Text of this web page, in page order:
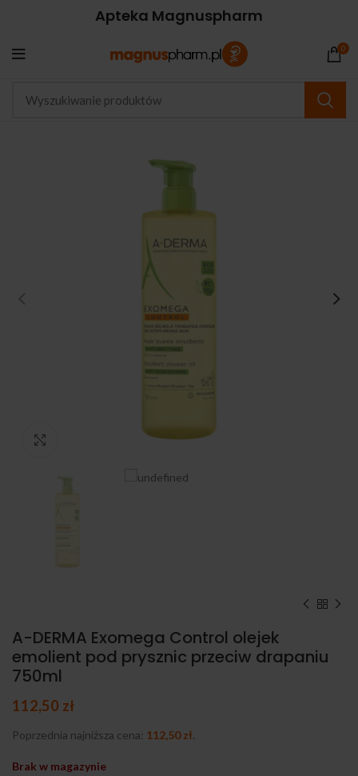
Apteka Magnuspharm
0
Kliknij, aby powiększyć
A-DERMA Exomega Control olejek
emolient pod prysznic przeciw drapaniu
750ml
112,50 zł
Poprzednia najniższa cena: 112,50zł.
Brak w magazynie